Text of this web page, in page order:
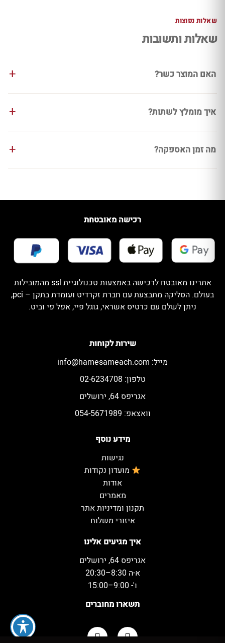
שאלות נפוצות
שאלות ותשובות
האם המוצר כשר?
איך מומלץ לשתות?
מה זמן האספקה?
איך מגיעים אלינו
אגריפס 64, ירושלים
א-ה 8:30–20:30
ו'- 9:00–15:00
תשארו מחוברים
מידע נוסף
נגישות
מועדון נקודות
אודות
מאמרים
תקנון ומדיניות אתר
איזורי משלוח
שירות לקוחות
מייל: info@hamesameach.com
טלפון: 02-6234708
אגריפס 64, ירושלים
וואצאפ: 054-5671989
רכישה מאובטחת
אתרינו מאובטח לרכישה באמצעות טכנולוגיית ssl מהמובילות
בעולם. הסליקה מתבצעת עם חברת זקרדיט ועומדת בתקן – pci,
ניתן לשלם עם כרטיס אשראי, גוגל פיי, אפל פי וביט.